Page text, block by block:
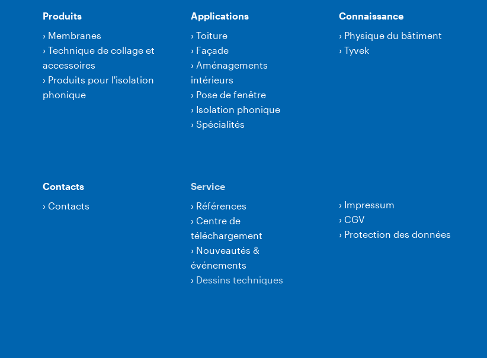
Produits
› Membranes
› Technique de collage et
accessoires
› Produits pour l'isolation
phonique
Applications
› Toiture
› Façade
› Aménagements
intérieurs
› Pose de fenêtre
› Isolation phonique
› Spécialités
Connaissance
› Physique du bâtiment
› Tyvek
Contacts
› Contacts
Service
› Références
› Centre de
téléchargement
› Nouveautés &
événements
› Dessins techniques
› Impressum
› CGV
› Protection des données